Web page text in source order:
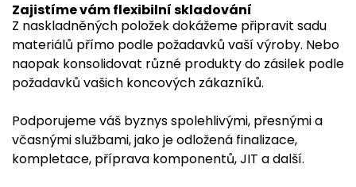
Zajistíme vám flexibilní skladování
Z naskladněných položek dokážeme připravit sadu
materiálů přímo podle požadavků vaší výroby. Nebo
naopak konsolidovat různé produkty do zásilek podle
požadavků vašich koncových zákazníků.
Podporujeme váš byznys spolehlivými, přesnými a
včasnými službami, jako je odložená finalizace,
kompletace, příprava komponentů, JIT a další.